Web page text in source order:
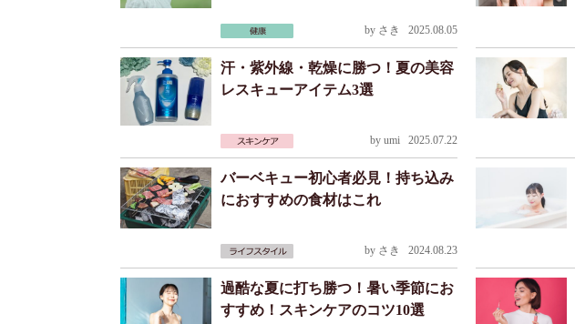
by さき 2025.08.05
汗・紫外線・乾燥に勝つ！夏の美容
レスキューアイテム3選
by umi 2025.07.22
バーベキュー初心者必見！持ち込み
におすすめの食材はこれ
by さき 2024.08.23
過酷な夏に打ち勝つ！暑い季節にお
すすめ！スキンケアのコツ10選